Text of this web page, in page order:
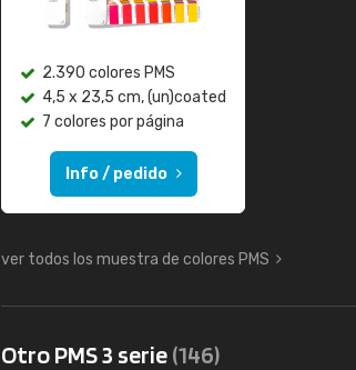
2.390 colores PMS
4,5 x 23,5 cm, (un)coated
7 colores por página
Info / pedido
ver todos los muestra de colores PMS
Otro PMS 3 serie(146)